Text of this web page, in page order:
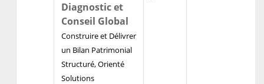
Diagnostic et
Conseil Global
Construire et Délivrer
un Bilan Patrimonial
Structuré, Orienté
Solutions